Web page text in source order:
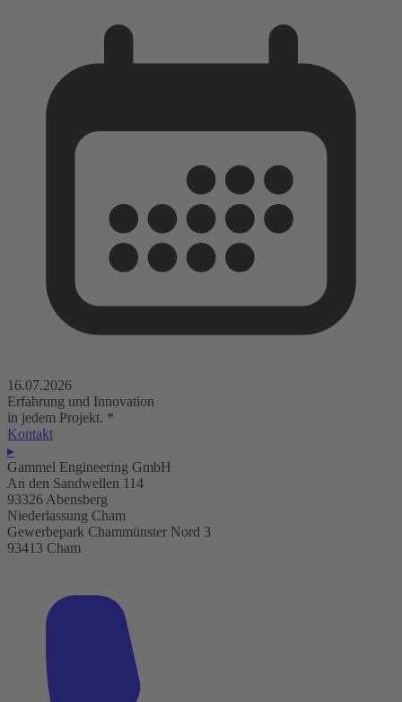
16.07.2026
Erfahrung und Innovation
in jedem Projekt. *
Kontakt
▸
Gammel Engineering GmbH
An den Sandwellen 114
93326 Abensberg
Niederlassung Cham
Gewerbepark Chammünster Nord 3
93413 Cham